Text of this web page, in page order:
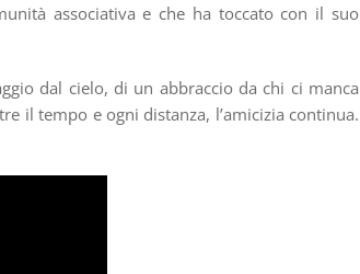
associativa e che ha toccato con il suo
dal cielo, di un abbraccio da chi ci manca
il tempo e ogni distanza, l’amicizia continua.